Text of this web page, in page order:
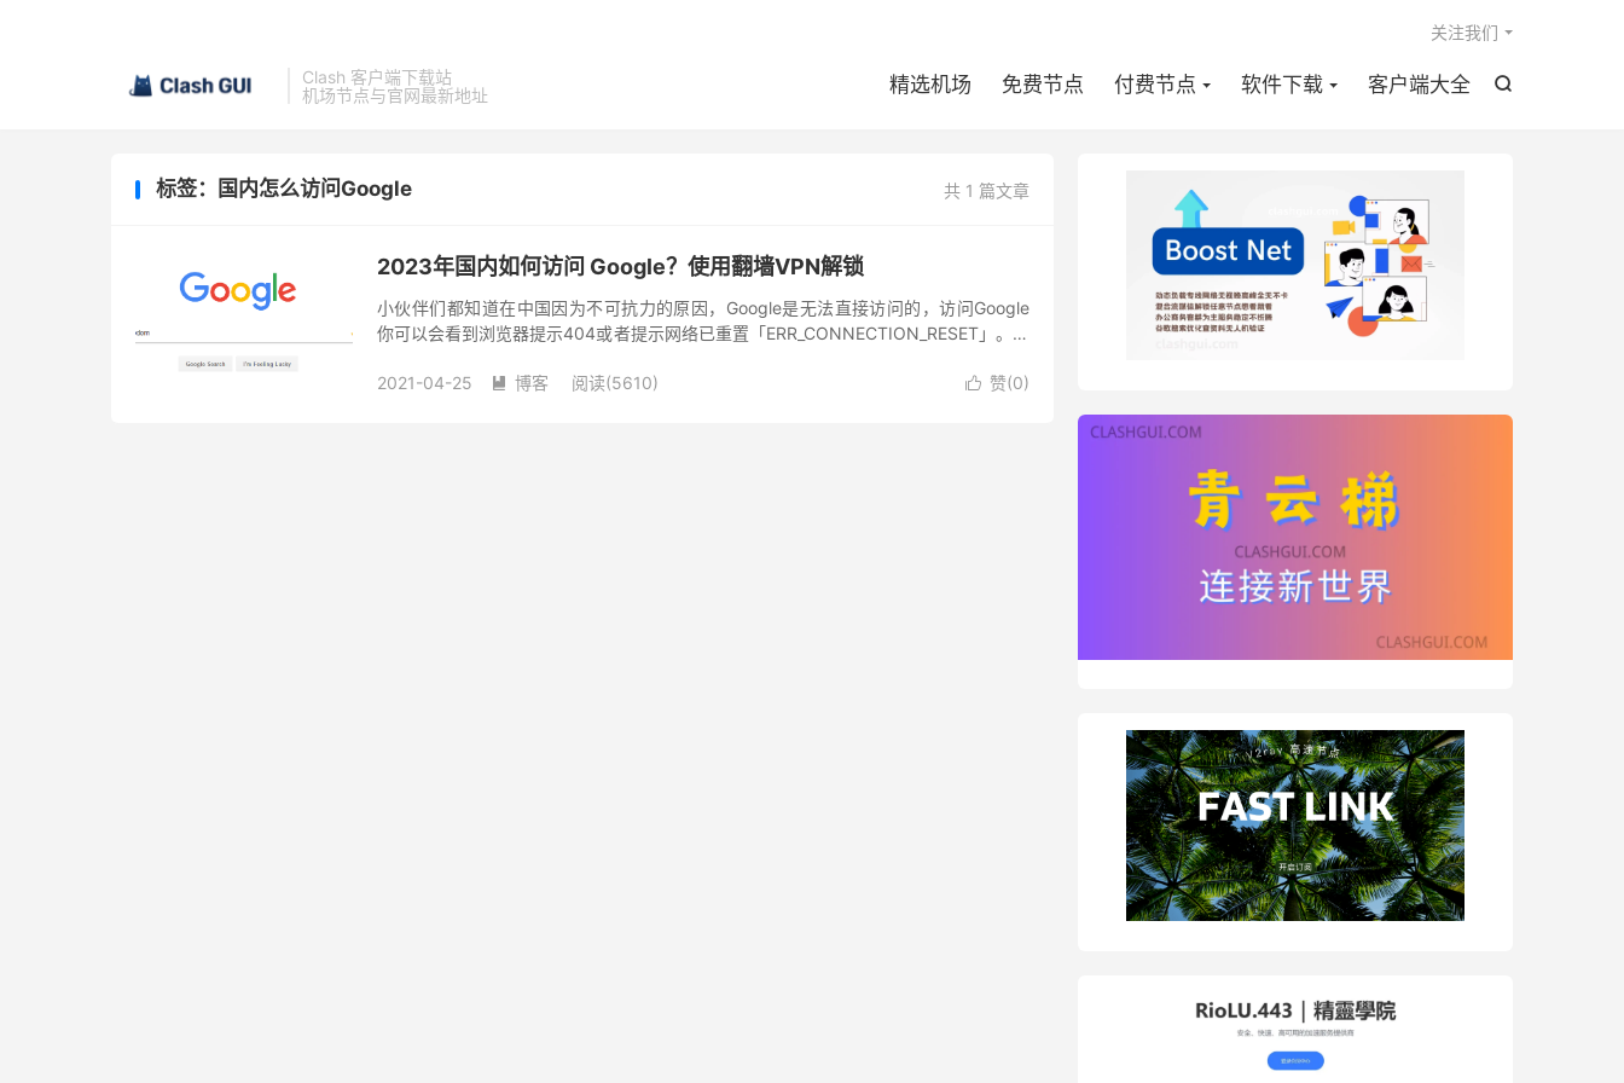
Clash 客户端下载站
机场节点与官网最新地址

精选机场 免费节点 付费节点 软件下载 客户端大全
关注我们
共 1 篇文章
标签：国内怎么访问Google
2023年国内如何访问 Google？使用翻墙VPN解锁
小伙伴们都知道在中国因为不可抗力的原因，Google是无法直接访问的，访问Google
你可以会看到浏览器提示404或者提示网络已重置「ERR_CONNECTION_RESET」。最
 赞(0)
2021-04-25  博客 阅读(5610)